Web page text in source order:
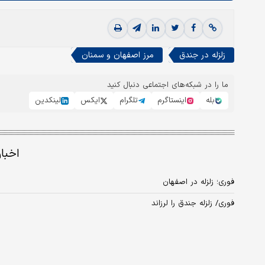
زلزله در جندق مرز اصفهان و سمنان
ما را در شبکه‌های اجتماعی دنبال کنید
بله
اینستاگرم تلگرام ایکس لینکدین
فوری؛ زلزله در اصفهان
فوری/ زلزله جندق را لرزاند